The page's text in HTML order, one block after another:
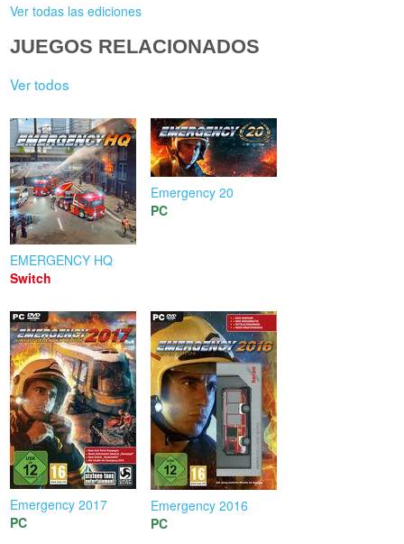
Ver todas las ediciones
JUEGOS RELACIONADOS
Ver todos
EMERGENCY HQ
Switch
Emergency 20
PC
Emergency 2017
PC
Emergency 2016
PC